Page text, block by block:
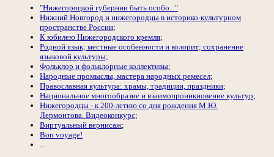
"Нижегороцкой губернии быть особо..."
Нижний Новгород и нижегородцы в историко-культурном
пространстве России;
К юбилею Нижегородского кремля;
Родной язык; местные особенности и колорит; сохранение
языковой культуры;
Фольклор и фольклорные коллективы;
Народные промыслы, мастера народных ремесел;
Православная культура: храмы, традиции, праздники;
Национальное многообразие и взаимопроникновение культур;
Нижегородцы - к 200-летию со дня рождения М.Ю.
Лермонтова. Видеоконкурс;
Виртуальный вернисаж;
Bon voyage!
...